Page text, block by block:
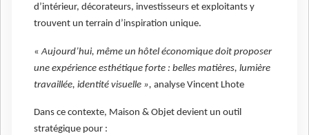
d’intérieur, décorateurs, investisseurs et exploitants y
trouvent un terrain d’inspiration unique.
«Aujourd’hui, même un hôtel économique doit proposer
une expérience esthétique forte : belles matières, lumière
travaillée, identité visuelle », analyse Vincent Lhote
Dans ce contexte, Maison & Objet devient un outil
stratégique pour :